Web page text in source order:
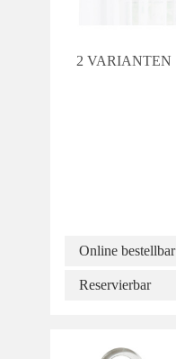
2 VARIANTEN
Online bestellbar
Reservierbar